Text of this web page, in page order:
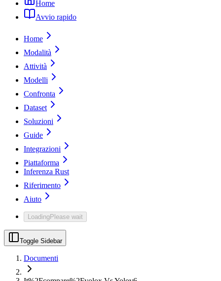
Home
Avvio rapido
Home
Modalità
Attività
Modelli
Confronta
Dataset
Soluzioni
Guide
Integrazioni
Piattaforma
Inferenza Rust
Riferimento
Aiuto
LoadingPlease wait
Toggle Sidebar
Documenti